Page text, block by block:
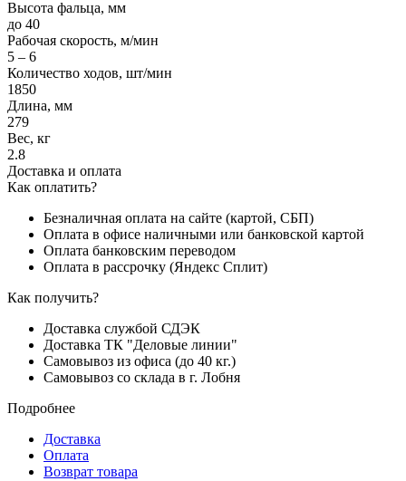
Высота фальца, мм
до 40
Рабочая скорость, м/мин
5 – 6
Количество ходов, шт/мин
1850
Длина, мм
279
Вес, кг
2.8
Доставка и оплата
Как оплатить?
Безналичная оплата на сайте (картой, СБП)
Оплата в офисе наличными или банковской картой
Оплата банковским переводом
Оплата в рассрочку (Яндекс Сплит)
Как получить?
Доставка службой СДЭК
Доставка ТК "Деловые линии"
Самовывоз из офиса (до 40 кг.)
Самовывоз со склада в г. Лобня
Подробнее
Доставка
Оплата
Возврат товара